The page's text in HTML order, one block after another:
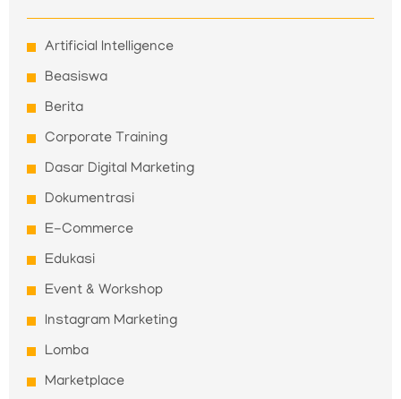
Artificial Intelligence
Beasiswa
Berita
Corporate Training
Dasar Digital Marketing
Dokumentrasi
E-Commerce
Edukasi
Event & Workshop
Instagram Marketing
Lomba
Marketplace